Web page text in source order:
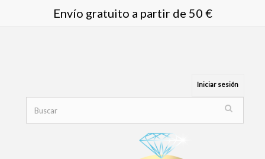
Envío gratuito a partir de 50 €
Iniciar sesión